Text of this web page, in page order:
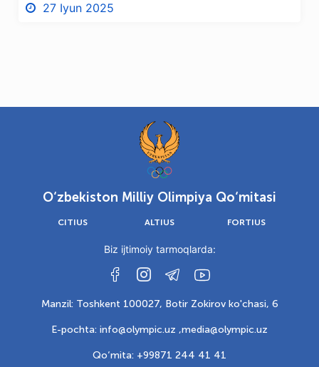
27 Iyun 2025
O‘zbekiston Milliy Olimpiya Qo‘mitasi
CITIUS ALTIUS FORTIUS
Biz ijtimoiy tarmoqlarda:
Manzil: Toshkent 100027, Botir Zokirov ko'chasi, 6
E-pochta: info@olympic.uz ,media@olympic.uz
Qo‘mita: +99871 244 41 41